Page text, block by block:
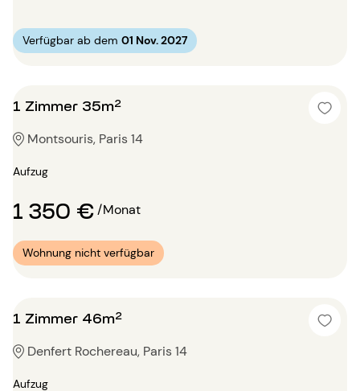
Verfügbar ab dem 01 Nov. 2027
1 Zimmer 35m²
Montsouris, Paris 14
Aufzug
1 350 €/Monat
Wohnung nicht verfügbar
1 Zimmer 46m²
Denfert Rochereau, Paris 14
Aufzug